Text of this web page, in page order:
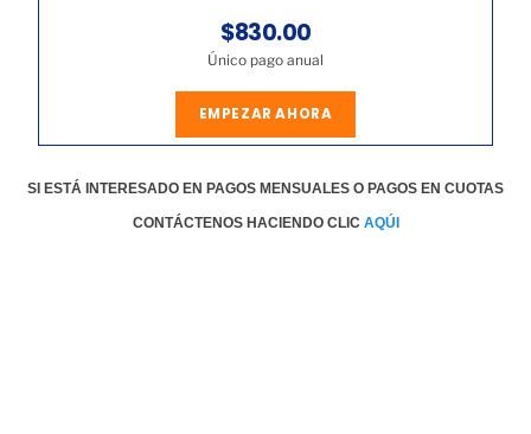
$830.00
Único pago anual
EMPEZAR AHORA
SI ESTÁ INTERESADO EN PAGOS MENSUALES O PAGOS EN CUOTAS
CONTÁCTENOS HACIENDO CLIC AQÚI